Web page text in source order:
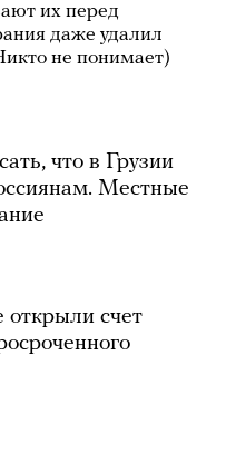
их перед
даже удалил
не понимает)
что в Грузии
Местные
открыли счет